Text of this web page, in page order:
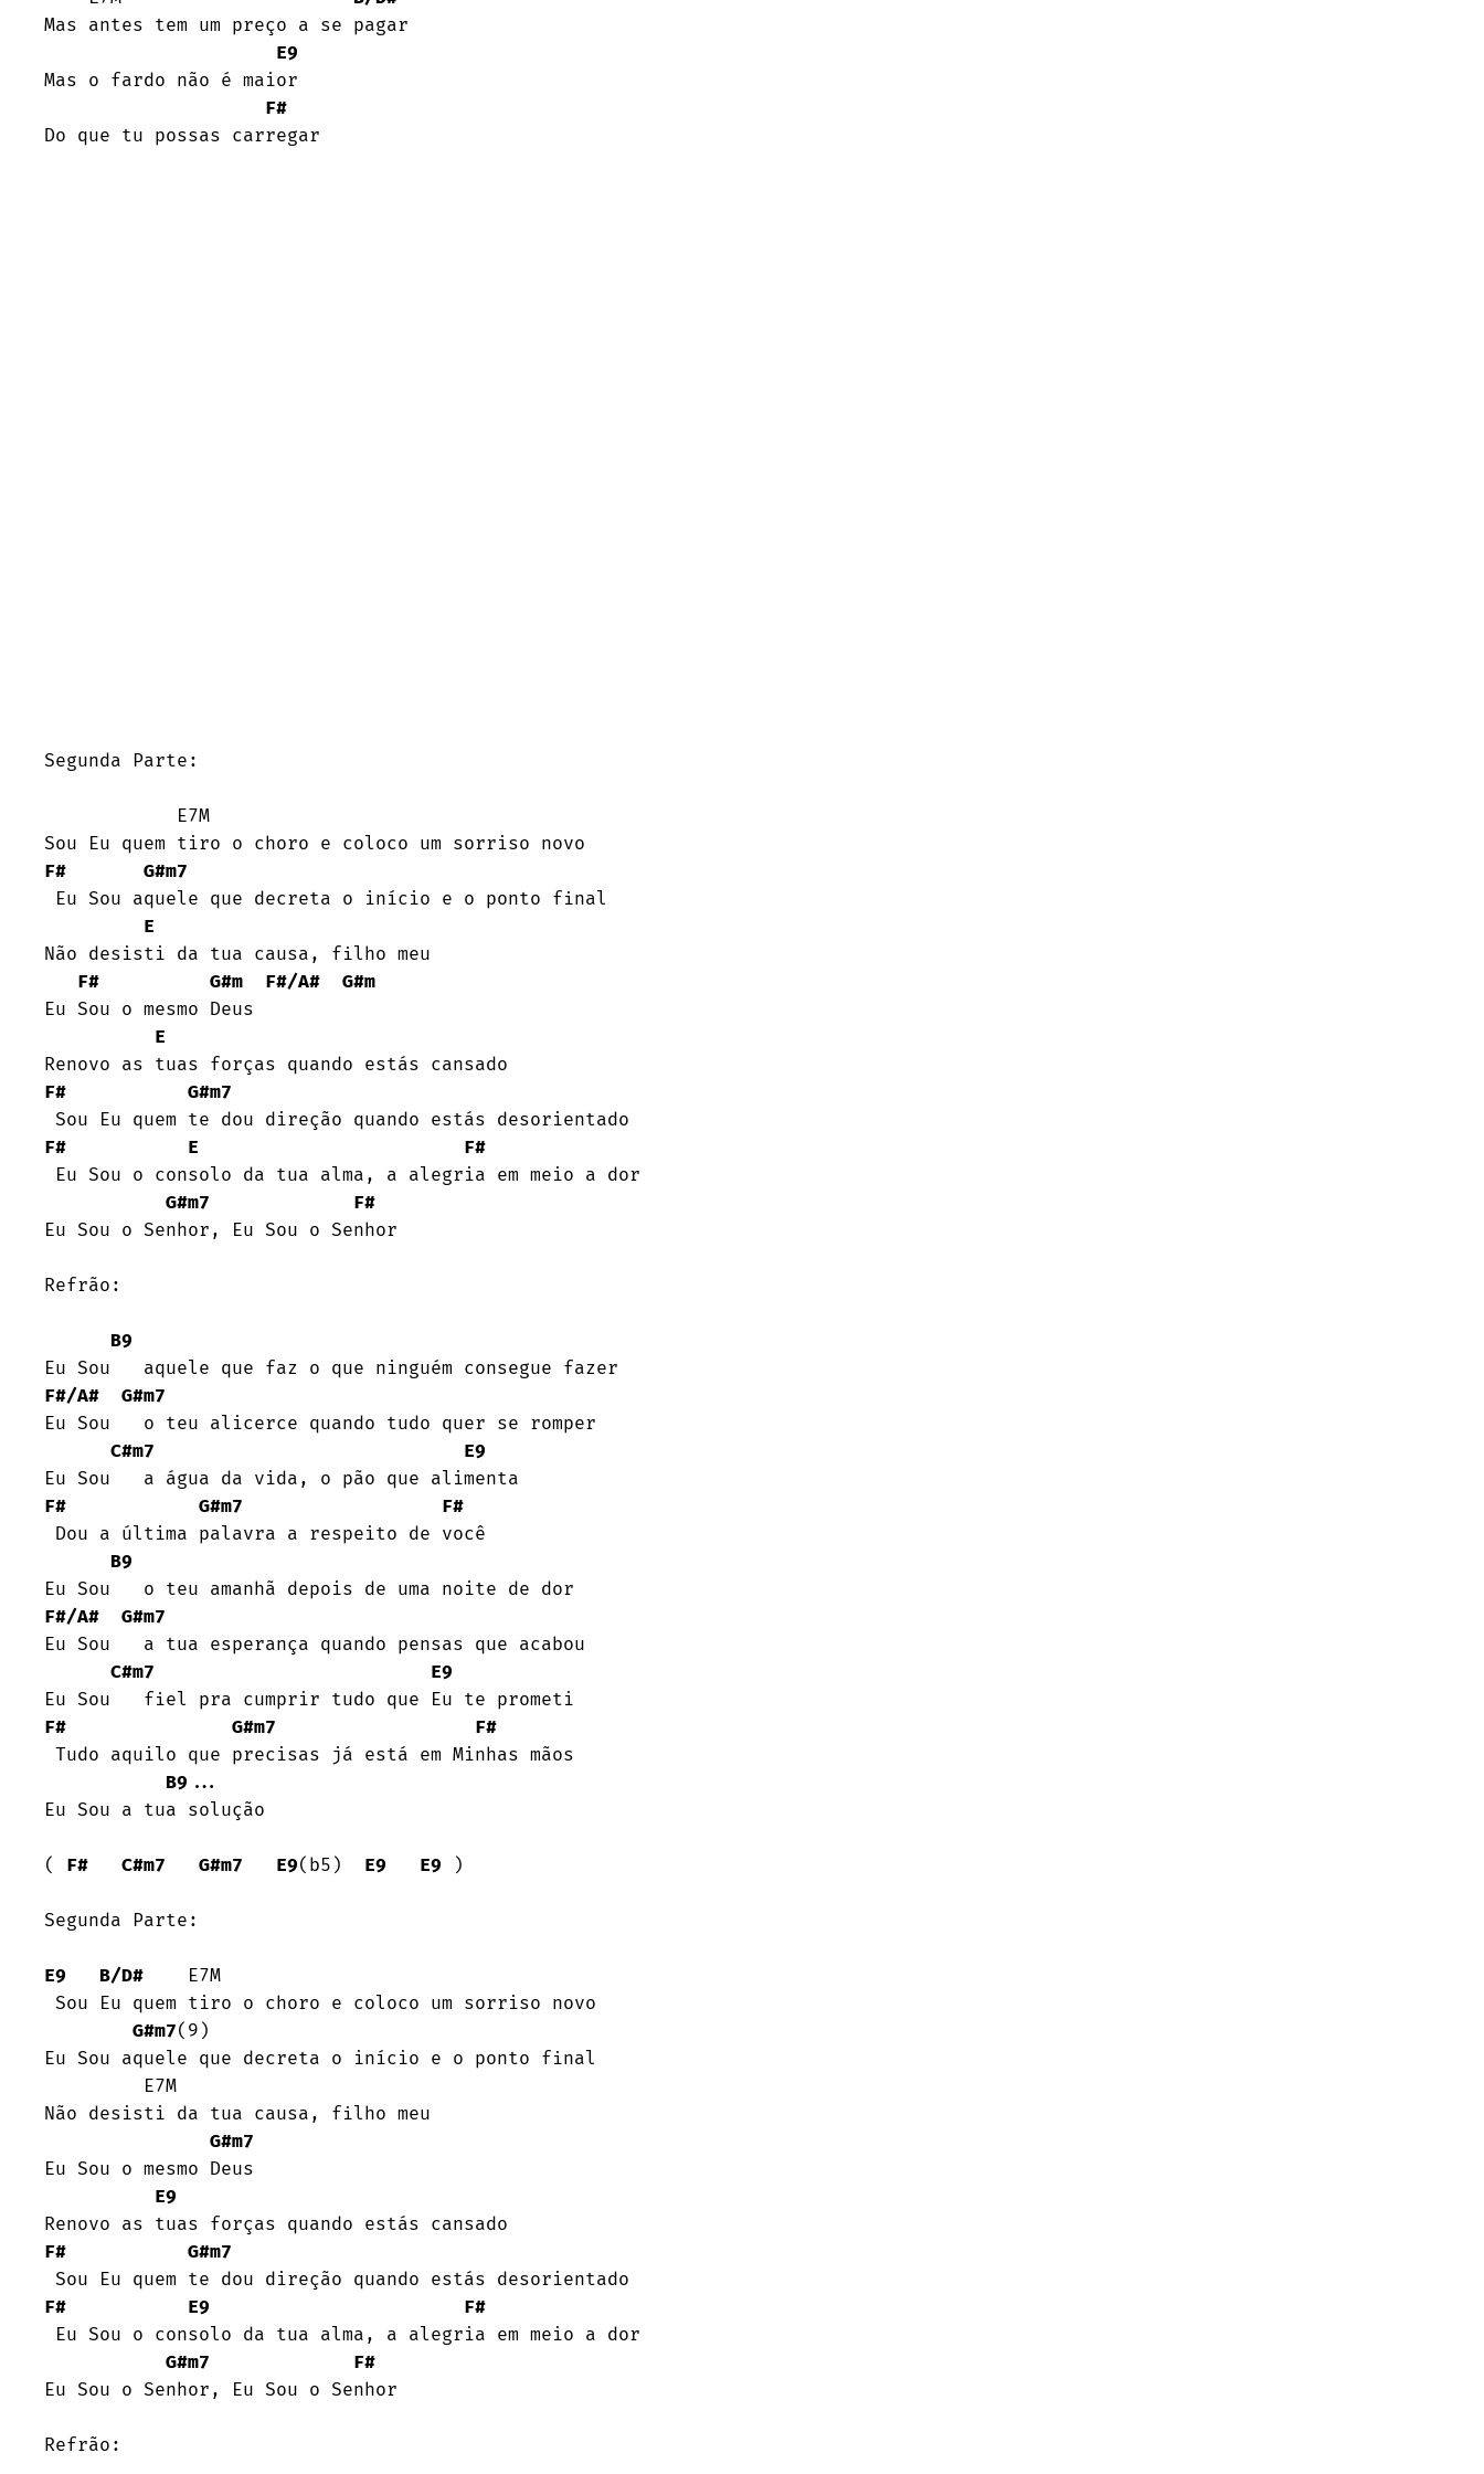
Mas antes tem um preço a se pagar
E9
Mas o fardo não é maior
F#
Do que tu possas carregar
Segunda Parte:
F#
G#m7
E
Não desisti da tua causa, filho meu
F#
G#m F#/A#
G#m
Eu Sou o mesmo Deus
E
F#
G#m7
F#
E
F#
G#m7
F#
Eu Sou o Senhor, Eu Sou o Senhor
Refrão:
B9
F#/A#
G#m7
Eu Sou   o teu alicerce quando tudo quer se romper
C#m7
E9
F#
G#m7
F#
B9
F#/A#
G#m7
Eu Sou   a tua esperança quando pensas que acabou
C#m7
E9
F#
G#m7
F#
B9 ...
Eu Sou a tua solução
( F# C#m7 G#m7 E9(b5) E9 E9 )
Segunda Parte:
E9 B/D#
    E7M
G#m7(9)
Eu Sou aquele que decreta o início e o ponto final
Não desisti da tua causa, filho meu
G#m7
Eu Sou o mesmo Deus
E9
F#
G#m7
F#
E9
F#
G#m7
F#
Eu Sou o Senhor, Eu Sou o Senhor
Refrão: